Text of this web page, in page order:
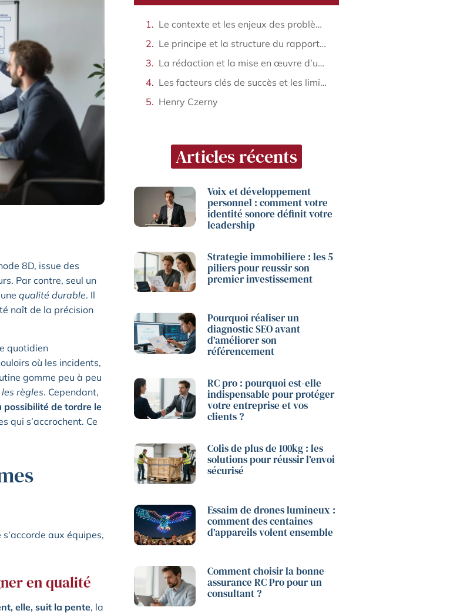
8D, issue des
Par contre, seul un
qualité durable. Il
naît de la précision
quotidien
où les incidents,
gomme peu à peu
règles. Cependant,
possibilité de tordre le
qui s’accrochent. Ce
aux équipes,
en qualité
elle, suit la pente, la
Le contexte et les enjeux des problèmes récurrents en entreprise
Le principe et la structure du rapport 8D
La rédaction et la mise en œuvre d’un rapport 8D efficace
Les facteurs clés de succès et les limites du rapport 8D
Henry Czerny
Articles récents
Voix et développement
personnel : comment votre
identité sonore définit votre
leadership
Strategie immobiliere : les 5
piliers pour reussir son
premier investissement
Pourquoi réaliser un
diagnostic SEO avant
d’améliorer son
référencement
RC pro : pourquoi est-elle
indispensable pour protéger
votre entreprise et vos
clients ?
Colis de plus de 100kg : les
solutions pour réussir l’envoi
sécurisé
Essaim de drones lumineux :
comment des centaines
d’appareils volent ensemble
Comment choisir la bonne
assurance RC Pro pour un
consultant ?